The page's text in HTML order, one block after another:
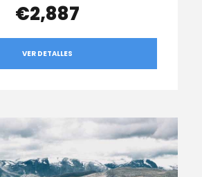
€2,887
VER DETALLES